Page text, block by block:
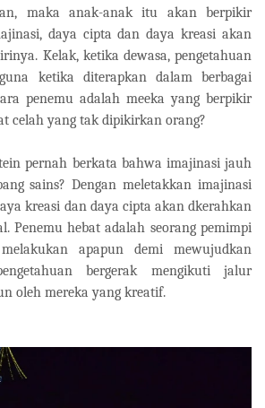
maka anak-anak itu akan berpikir
daya cipta dan daya kreasi akan
Kelak, ketika dewasa, pengetahuan
ketika diterapkan dalam berbagai
penemu adalah meeka yang berpikir
celah yang tak dipikirkan orang?
pernah berkata bahwa imajinasi jauh
sains? Dengan meletakkan imajinasi
kreasi dan daya cipta akan dkerahkan
Penemu hebat adalah seorang pemimpi
apapun demi mewujudkan
bergerak mengikuti jalur
oleh mereka yang kreatif.